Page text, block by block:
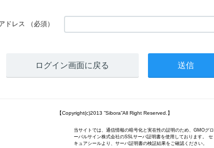
ドレス （必須）
ログイン画面に戻る
【Copyright(c)2013 ”Sibora”All Right Reserved.】
当サイトでは、通信情報の暗号化と実在性の証明のため、GMOグロ
ーバルサイン株式会社のSSLサーバ証明書を使用しております。 セ
キュアシールより、サーバ証明書の検証結果をご確認ください。